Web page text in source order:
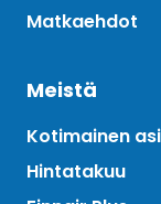
Matkaehdot
Meistä
Kotimainen
Hintatakuu